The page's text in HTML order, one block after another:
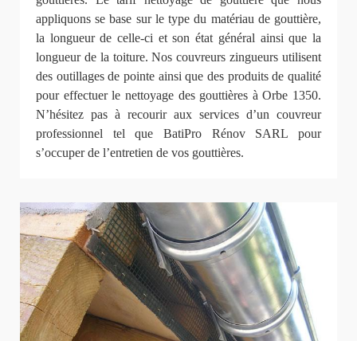
appliquons se base sur le type du matériau de gouttière,
la longueur de celle-ci et son état général ainsi que la
longueur de la toiture. Nos couvreurs zingueurs utilisent
des outillages de pointe ainsi que des produits de qualité
pour effectuer le nettoyage des gouttières à Orbe 1350.
N’hésitez pas à recourir aux services d’un couvreur
professionnel tel que BatiPro Rénov SARL pour
s’occuper de l’entretien de vos gouttières.